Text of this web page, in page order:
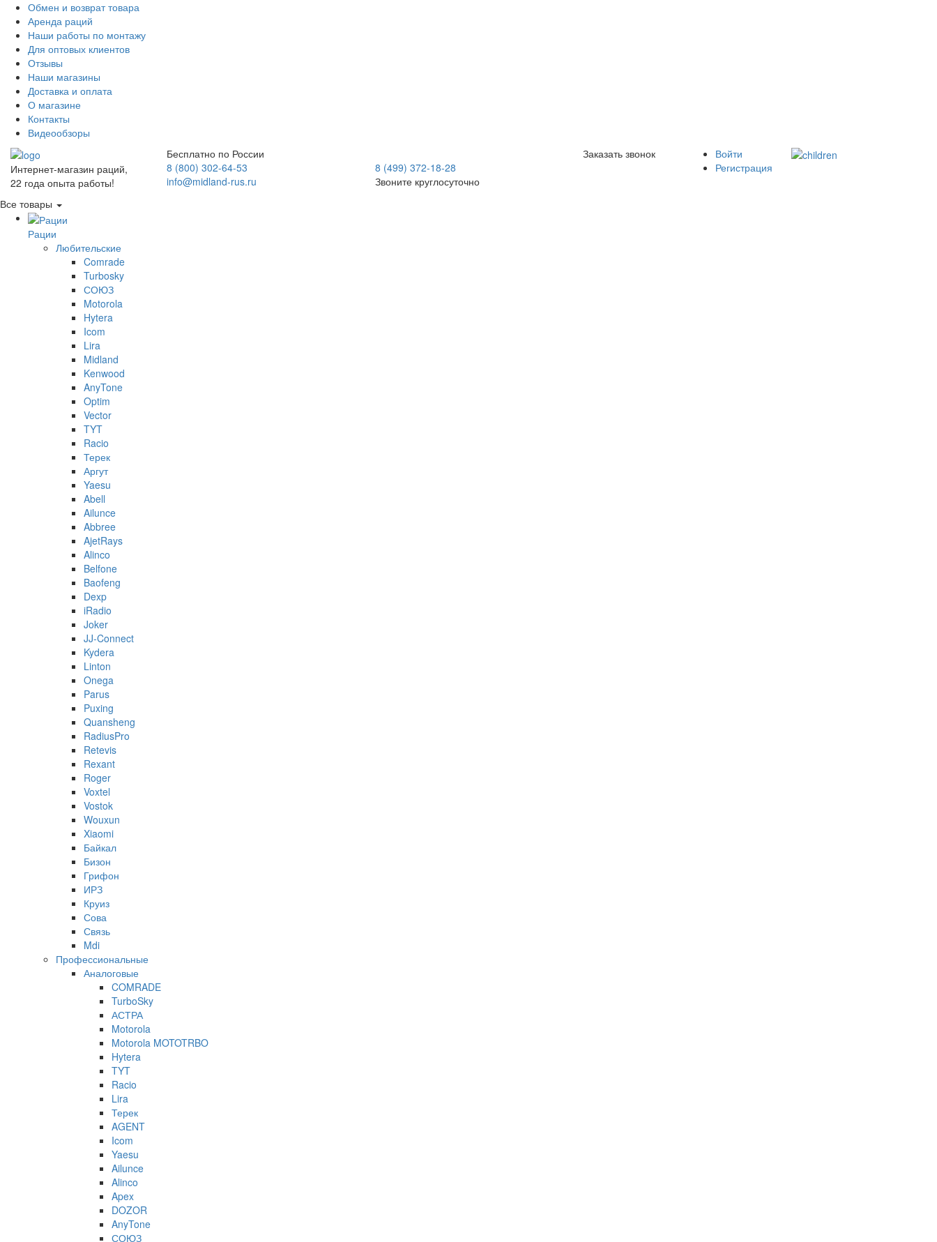
Обмен и возврат товара
Аренда раций
Наши работы по монтажу
Для оптовых клиентов
Отзывы
Наши магазины
Доставка и оплата
О магазине
Контакты
Видеообзоры
Интернет-магазин раций,
22 года опыта работы!
Бесплатно по России
8 (800) 302-64-53
info@midland-rus.ru
8 (499) 372-18-28
Звоните круглосуточно
Заказать звонок
Войти
Регистрация
Все товары
Рации
Любительские
Comrade
Turbosky
СОЮЗ
Motorola
Hytera
Icom
Lira
Midland
Kenwood
AnyTone
Optim
Vector
TYT
Racio
Терек
Аргут
Yaesu
Abell
Ailunce
Abbree
AjetRays
Alinco
Belfone
Baofeng
Dexp
iRadio
Joker
JJ-Connect
Kydera
Linton
Onega
Parus
Puxing
Quansheng
RadiusPro
Retevis
Rexant
Roger
Voxtel
Vostok
Wouxun
Xiaomi
Байкал
Бизон
Грифон
ИРЗ
Круиз
Сова
Связь
Mdi
Профессиональные
Аналоговые
COMRADE
TurboSky
АСТРА
Motorola
Motorola MOTOTRBO
Hytera
TYT
Racio
Lira
Терек
AGENT
Icom
Yaesu
Ailunce
Alinco
Apex
DOZOR
AnyTone
СОЮЗ